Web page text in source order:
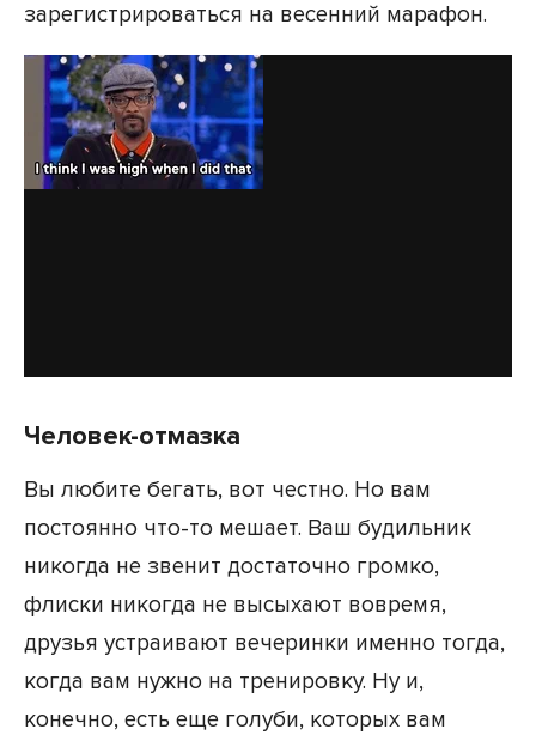
зарегистрироваться на весенний марафон.
Человек-отмазка
Вы любите бегать, вот честно. Но вам
постоянно что-то мешает. Ваш будильник
никогда не звенит достаточно громко,
флиски никогда не высыхают вовремя,
друзья устраивают вечеринки именно тогда,
когда вам нужно на тренировку. Ну и,
конечно, есть еще голуби, которых вам